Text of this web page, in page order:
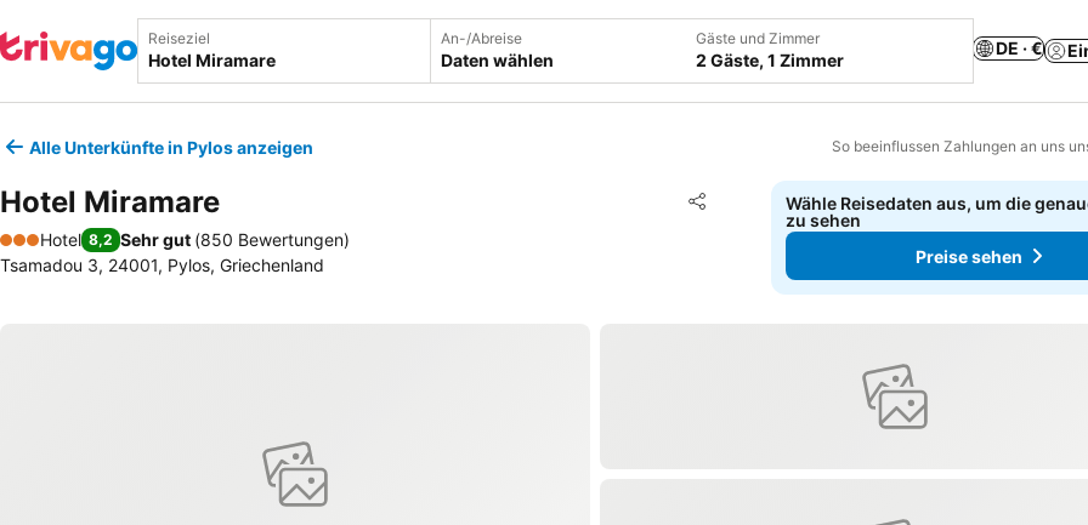
Reiseziel An-/Abreise
Daten wählen
Gäste und Zimmer
2 Gäste, 1 Zimmer
DE · €
Alle Unterkünfte in Pylos anzeigen So beeinflussen Zahlungen an uns
Hotel Miramare Teilen
Zu Favoriten hinzufügen
3 Sterne
Hotel 8,2 Sehr gut (850 Bewertungen)
Tsamadou 3, 24001, Pylos, Griechenland
Wähle Reisedaten aus, um die
zu sehen
Preise sehen